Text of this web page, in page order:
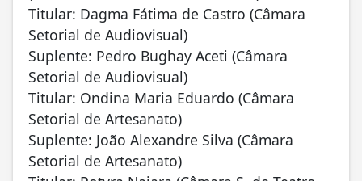
Titular: Dagma Fátima de Castro (Câmara
Setorial de Audiovisual)
Suplente: Pedro Bughay Aceti (Câmara
Setorial de Audiovisual)
Titular: Ondina Maria Eduardo (Câmara
Setorial de Artesanato)
Suplente: João Alexandre Silva (Câmara
Setorial de Artesanato)